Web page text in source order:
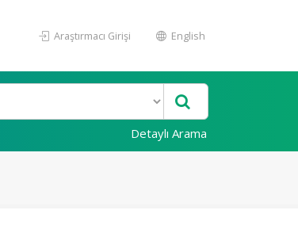
Araştırmacı Girişi English
Detaylı Arama